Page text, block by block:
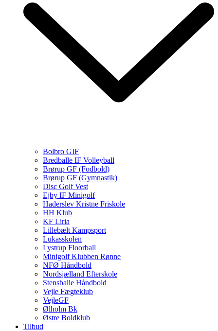
Bolbro GIF
Bredballe IF Volleyball
Brørup GF (Fodbold)
Brørup GF (Gymnastik)
Disc Golf Vest
Ejby IF Minigolf
Haderslev Kristne Friskole
HH Klub
KF Liria
Lillebælt Kampsport
Lukasskolen
Lystrup Floorball
Minigolf Klubben Rønne
NFØ Håndbold
Nordsjælland Efterskole
Stensballe Håndbold
Vejle Fægteklub
VejleGF
Ølholm Bk
Østre Boldklub
Tilbud